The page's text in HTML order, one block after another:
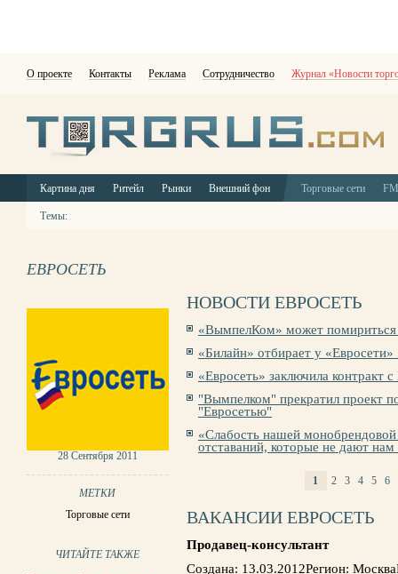
О проекте Контакты Реклама Сотрудничество Журнал «Новости
Картина дня Ритейл Рынки Внешний фон Торговые сети
Темы:
ЕВРОСЕТЬ
28 Сентября 2011
МЕТКИ
Торговые сети
ЧИТАЙТЕ ТАКЖЕ
НОВОСТИ ЕВРОСЕТЬ
«ВымпелКом» может помириться
«Билайн» отбирает у «Евросети»
«Евросеть» заключила контракт
"Вымпелком" прекратил проект
"Евросетью"
«Слабость нашей
отставаний, которые не дают
1 2 3 4 5 6
ВАКАНСИИ ЕВРОСЕТЬ
Продавец-консультант
Создана: 13.03.2012Регион: